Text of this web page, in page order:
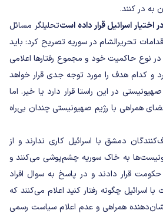
به در کنند.
اختیار اسرائیل قرار داده‌ استتحلیلگر مسائل
تحریرالشام در سوریه تصریح کرد:‌ باید
در نوع حاکمیت خود و مجموع رفتارها اعلامی
و کدام هدف را مورد توجه جدی قرار خواهد
در این راستا قرار دارد یا خیر. اما
همراهی با رژیم صهیونیستی چندان بی‌راه
دمشق با اسرائیل کاری ندارند و از
به خاک سوریه چشم‌پوشی می‌کنند و
حکومت قرار دادند و در پاسخ به سوال افراد
با اسرائیل چگونه رفتار کنید اعلام می‌کنند که
نشان‌دهنده همراهی و عدم اعلام سیاست‌ رسمی